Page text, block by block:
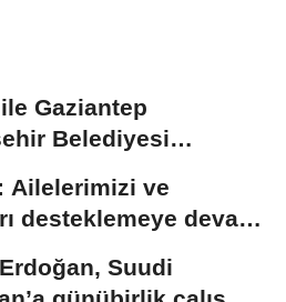
Gaziantep
Belediyesi
Ailelerimizi ve
desteklemeye devam
Suudi